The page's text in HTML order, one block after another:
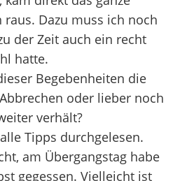
Dazu muss ich noch
der Zeit auch ein recht
hatte.
Begebenheiten die
oder lieber noch
verhält?
Tipps durchgelesen.
am Übergangstag habe
gegessen. Vielleicht ist